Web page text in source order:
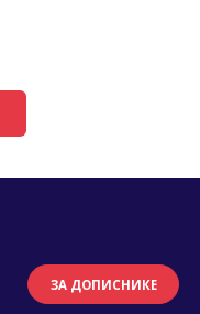
ЗА ДОПИСНИКЕ